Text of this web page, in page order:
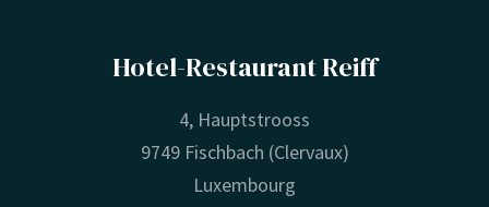
Hotel-Restaurant Reiff
4, Hauptstrooss
9749 Fischbach (Clervaux)
Luxembourg